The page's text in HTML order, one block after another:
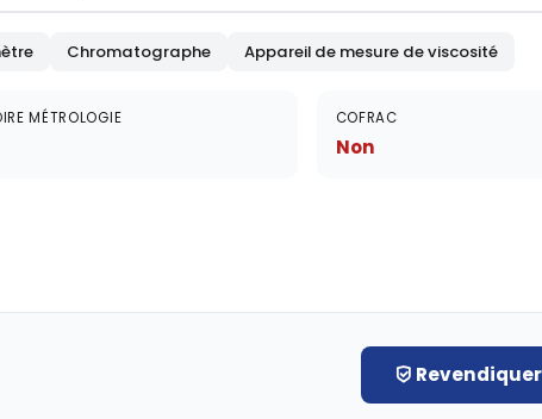
Chromatographe Appareil de mesure de viscosité
MÉTROLOGIE COFRAC
Non